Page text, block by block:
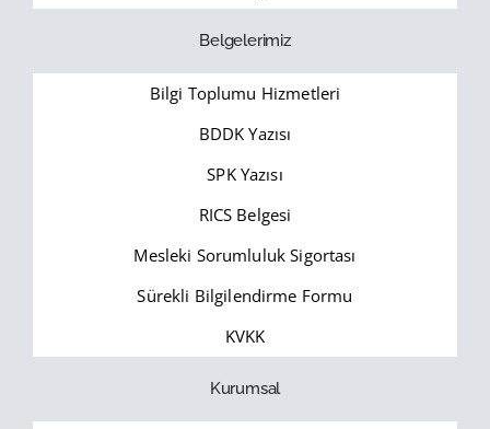
Belgelerimiz
Bilgi Toplumu Hizmetleri
BDDK Yazısı
SPK Yazısı
RICS Belgesi
Mesleki Sorumluluk Sigortası
Sürekli Bilgilendirme Formu
KVKK
Kurumsal